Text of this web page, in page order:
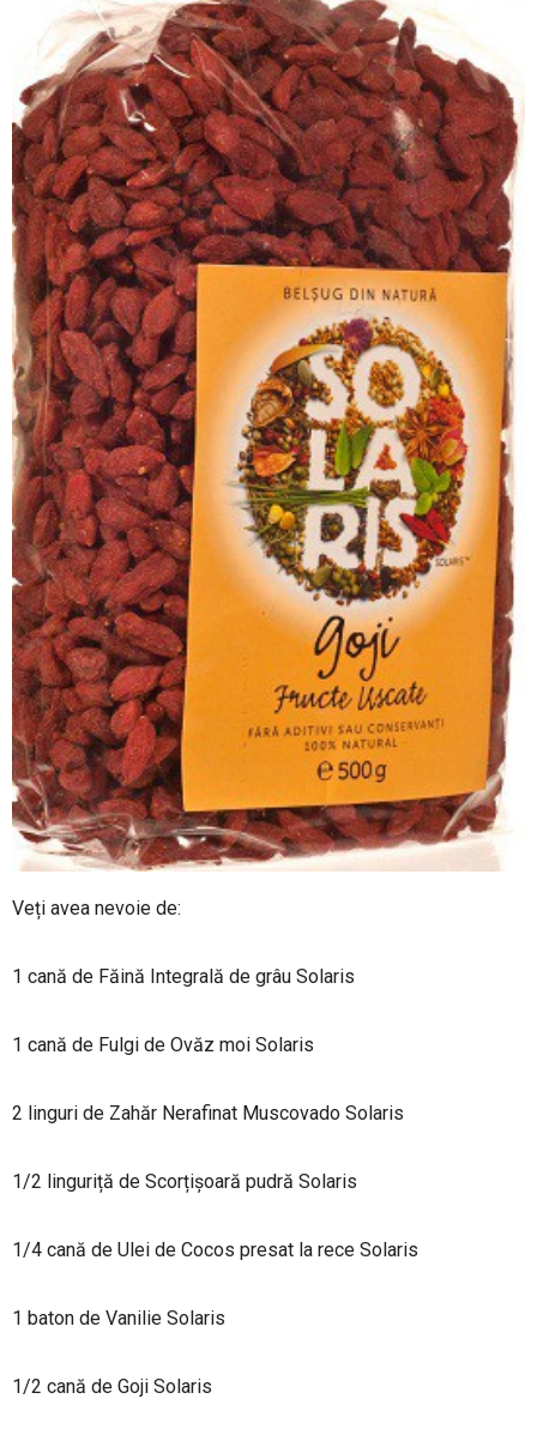
Veți avea nevoie de:
1 cană de Făină Integrală de grâu Solaris
1 cană de Fulgi de Ovăz moi Solaris
2 linguri de Zahăr Nerafinat Muscovado Solaris
1/2 linguriță de Scorțișoară pudră Solaris
1/4 cană de Ulei de Cocos presat la rece Solaris
1 baton de Vanilie Solaris
1/2 cană de Goji Solaris